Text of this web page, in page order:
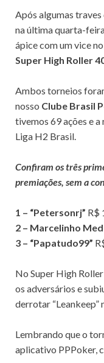
Após algumas traves
na última quarta-
ápice com um vice no
Super High Roller
Ambos torneios
nosso Clube Brasil
tivemos 69 ações e
Liga H2 Brasil.
Confiram os três
premiações, sem a
1 – “Petersonrj” R$
2 – Marcelinho
3 – “Papatudo99”
No Super High
os adversários e
derrotar “Leankeep”
Lembrando que o
aplicativo PPPoker,